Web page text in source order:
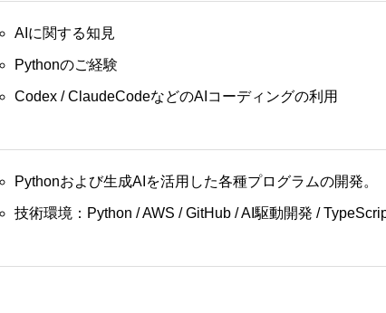
AIに関する知見
Pythonのご経験
Codex / ClaudeCodeなどのAIコーディングの利用
Pythonおよび生成AIを活用した各種プログラムの開発。
技術環境：Python / AWS / GitHub / AI駆動開発 /